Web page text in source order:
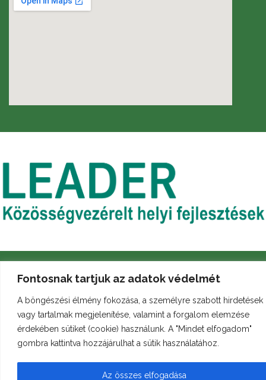
Fontosnak tartjuk az adatok védelmét
A böngészési élmény fokozása, a személyre szabott hirdetések
vagy tartalmak megjelenítése, valamint a forgalom elemzése
érdekében sütiket (cookie) használunk. A "Mindet elfogadom"
gombra kattintva hozzájárulhat a sütik használatához.
Az összes elfogadása
Archívum Galéria Arculati kézikönyv
© Minden jog fenntartvabukkleader.hu